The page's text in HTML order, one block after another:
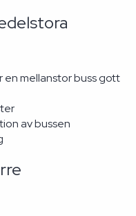
en mellanstor buss gott
av bussen